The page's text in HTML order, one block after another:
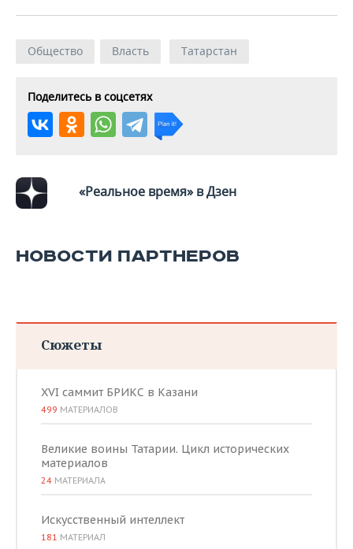
Общество Власть Татарстан
Поделитесь в соцсетях
«Реальное время» в Дзен
НОВОСТИ ПАРТНЕРОВ
Сюжеты
XVI саммит БРИКС в Казани
499 МАТЕРИАЛОВ
Великие воины Татарии. Цикл исторических
материалов
24 МАТЕРИАЛА
Искусственный интеллект
181 МАТЕРИАЛ